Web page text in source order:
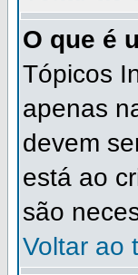
O que é
Tópicos
apenas
devem
está ao
são
Voltar ao